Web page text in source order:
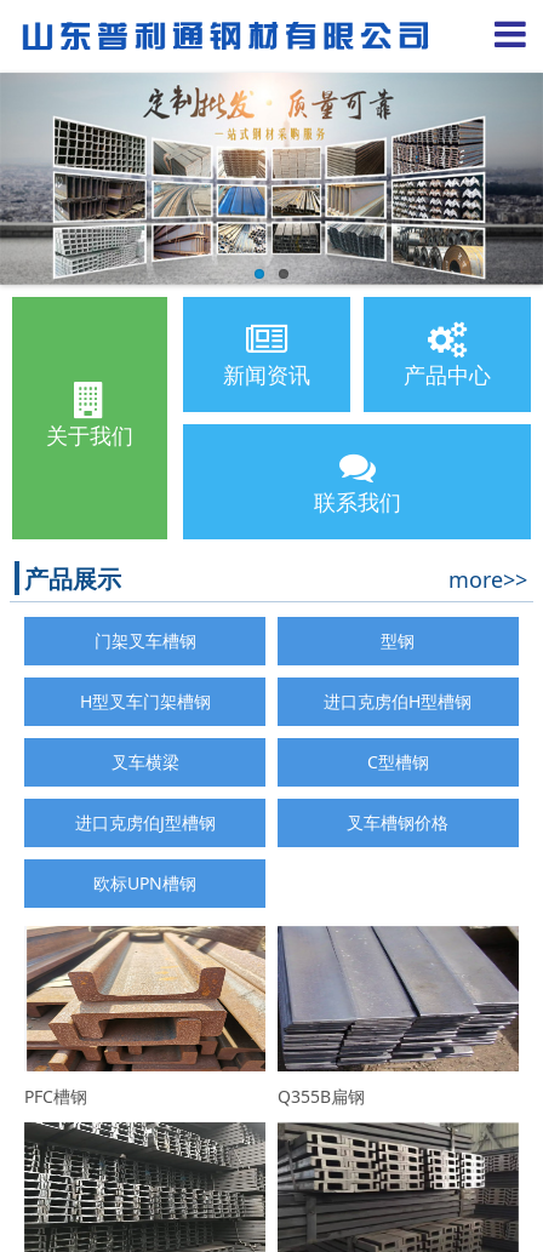
关于我们
新闻资讯 产品中心
联系我们
产品展示 more>>
门架叉车槽钢 型钢
H型叉车门架槽钢 进口克虏伯H型槽钢
叉车横梁 C型槽钢
进口克虏伯J型槽钢 叉车槽钢价格
欧标UPN槽钢
PFC槽钢 Q355B扁钢